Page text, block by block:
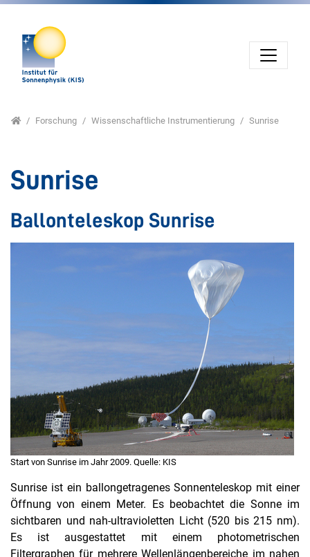
Direkt zur Hauptnavigation springen
Direkt zum Inhalt springen
Jump to sub navigation
HomeForschung Wissenschaftliche Instrumentierung Sunrise
Sunrise
Ballonteleskop Sunrise
Start von Sunrise im Jahr 2009. Quelle: KIS
Sunrise ist ein ballongetragenes Sonnenteleskop mit einer
Öffnung von einem Meter. Es beobachtet die Sonne im
sichtbaren und nah-ultravioletten Licht (520 bis 215 nm).
Es ist ausgestattet mit einem photometrischen
Filtergraphen für mehrere Wellenlängenbereiche im nahen